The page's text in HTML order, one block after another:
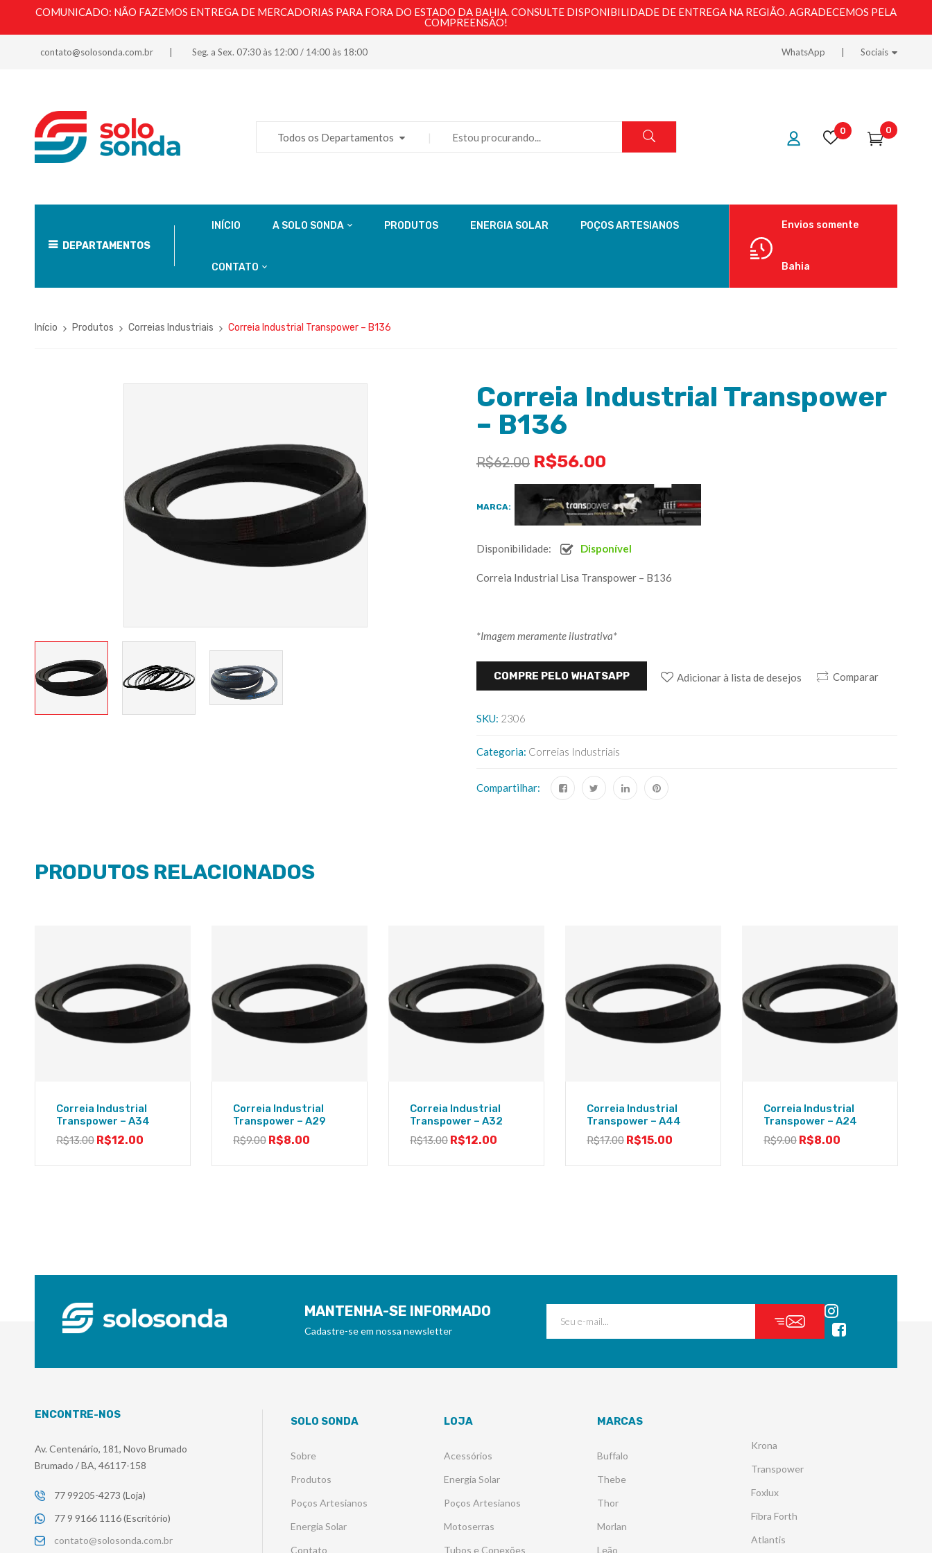
COMUNICADO: NÃO FAZEMOS ENTREGA DE MERCADORIAS PARA FORA DO ESTADO DA BAHIA. CONSULTE DISPONIBILIDADE DE ENTREGA NA REGIÃO. AGRADECEMOS PELA
COMPREENSÃO!
contato@solosonda.com.br Seg. a Sex. 07:30 às 12:00 / 14:00 às 18:00 WhatsApp Sociais
Todos os Departamentos
0 0
DEPARTAMENTOS
INÍCIO A SOLO SONDA PRODUTOS ENERGIA SOLAR POÇOS ARTESIANOS
CONTATO
Envios somente
Bahia
Início Produtos Correias Industriais Correia Industrial Transpower – B136
Correia Industrial Transpower
– B136
R$62.00 R$56.00
MARCA:
Disponibilidade: Disponível
Correia Industrial Lisa Transpower – B136
*Imagem meramente ilustrativa*
COMPRE PELO WHATSAPP Adicionar à lista de desejos Comparar
SKU: 2306
Categoria: Correias Industriais
Compartilhar:
PRODUTOS RELACIONADOS
Correia Industrial
Transpower – A34
R$13.00 R$12.00
Correia Industrial
Transpower – A29
R$9.00 R$8.00
Correia Industrial
Transpower – A32
R$13.00 R$12.00
Correia Industrial
Transpower – A44
R$17.00 R$15.00
Correia Industrial
Transpower – A24
R$9.00 R$8.00
MANTENHA-SE INFORMADO
Cadastre-se em nossa newsletter
ENCONTRE-NOS
Av. Centenário, 181, Novo Brumado
Brumado / BA, 46117-158
77 99205-4273 (Loja)
77 9 9166 1116 (Escritório)
contato@solosonda.com.br
SOLO SONDA
Sobre
Produtos
Poços Artesianos
Energia Solar
Contato
LOJA
Acessórios
Energia Solar
Poços Artesianos
Motoserras
Tubos e Conexões
MARCAS
Buffalo
Thebe
Thor
Morlan
Leão
Krona
Transpower
Foxlux
Fibra Forth
Atlantis